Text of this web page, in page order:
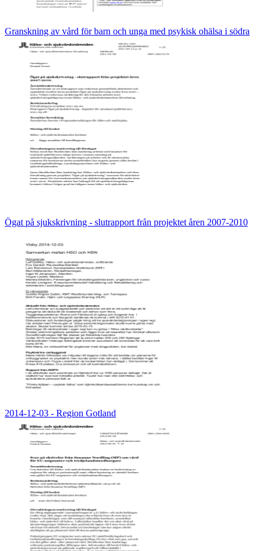
Granskning av vård för barn och unga med psykisk ohälsa i södra
Ögat på sjukskrivning - slutrapport från projektet åren 2007-2010
2014-12-03 - Region Gotland